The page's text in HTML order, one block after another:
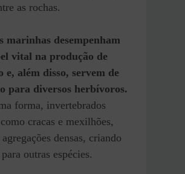
as rochas.
marinhas desempenham
vital na produção de
e, além disso, servem de
para diversos herbívoros.
forma, invertebrados
cracas e mexilhões,
densas, criando
outras espécies.